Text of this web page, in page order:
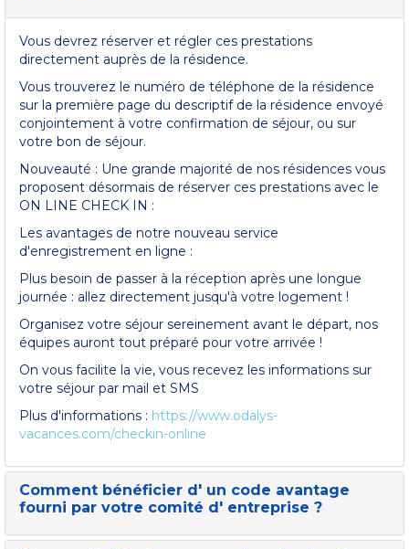
Vous devrez réserver et régler ces prestations
directement auprès de la résidence.
Vous trouverez le numéro de téléphone de la résidence
sur la première page du descriptif de la résidence envoyé
conjointement à votre confirmation de séjour, ou sur
votre bon de séjour.
Nouveauté : Une grande majorité de nos résidences vous
proposent désormais de réserver ces prestations avec le
ON LINE CHECK IN :
Les avantages de notre nouveau service
d'enregistrement en ligne :
Plus besoin de passer à la réception après une longue
journée : allez directement jusqu'à votre logement !
Organisez votre séjour sereinement avant le départ, nos
équipes auront tout préparé pour votre arrivée !
On vous facilite la vie, vous recevez les informations sur
votre séjour par mail et SMS
Plus d'informations : https://www.odalys-
vacances.com/checkin-online
Comment bénéficier d' un code avantage
fourni par votre comité d' entreprise ?